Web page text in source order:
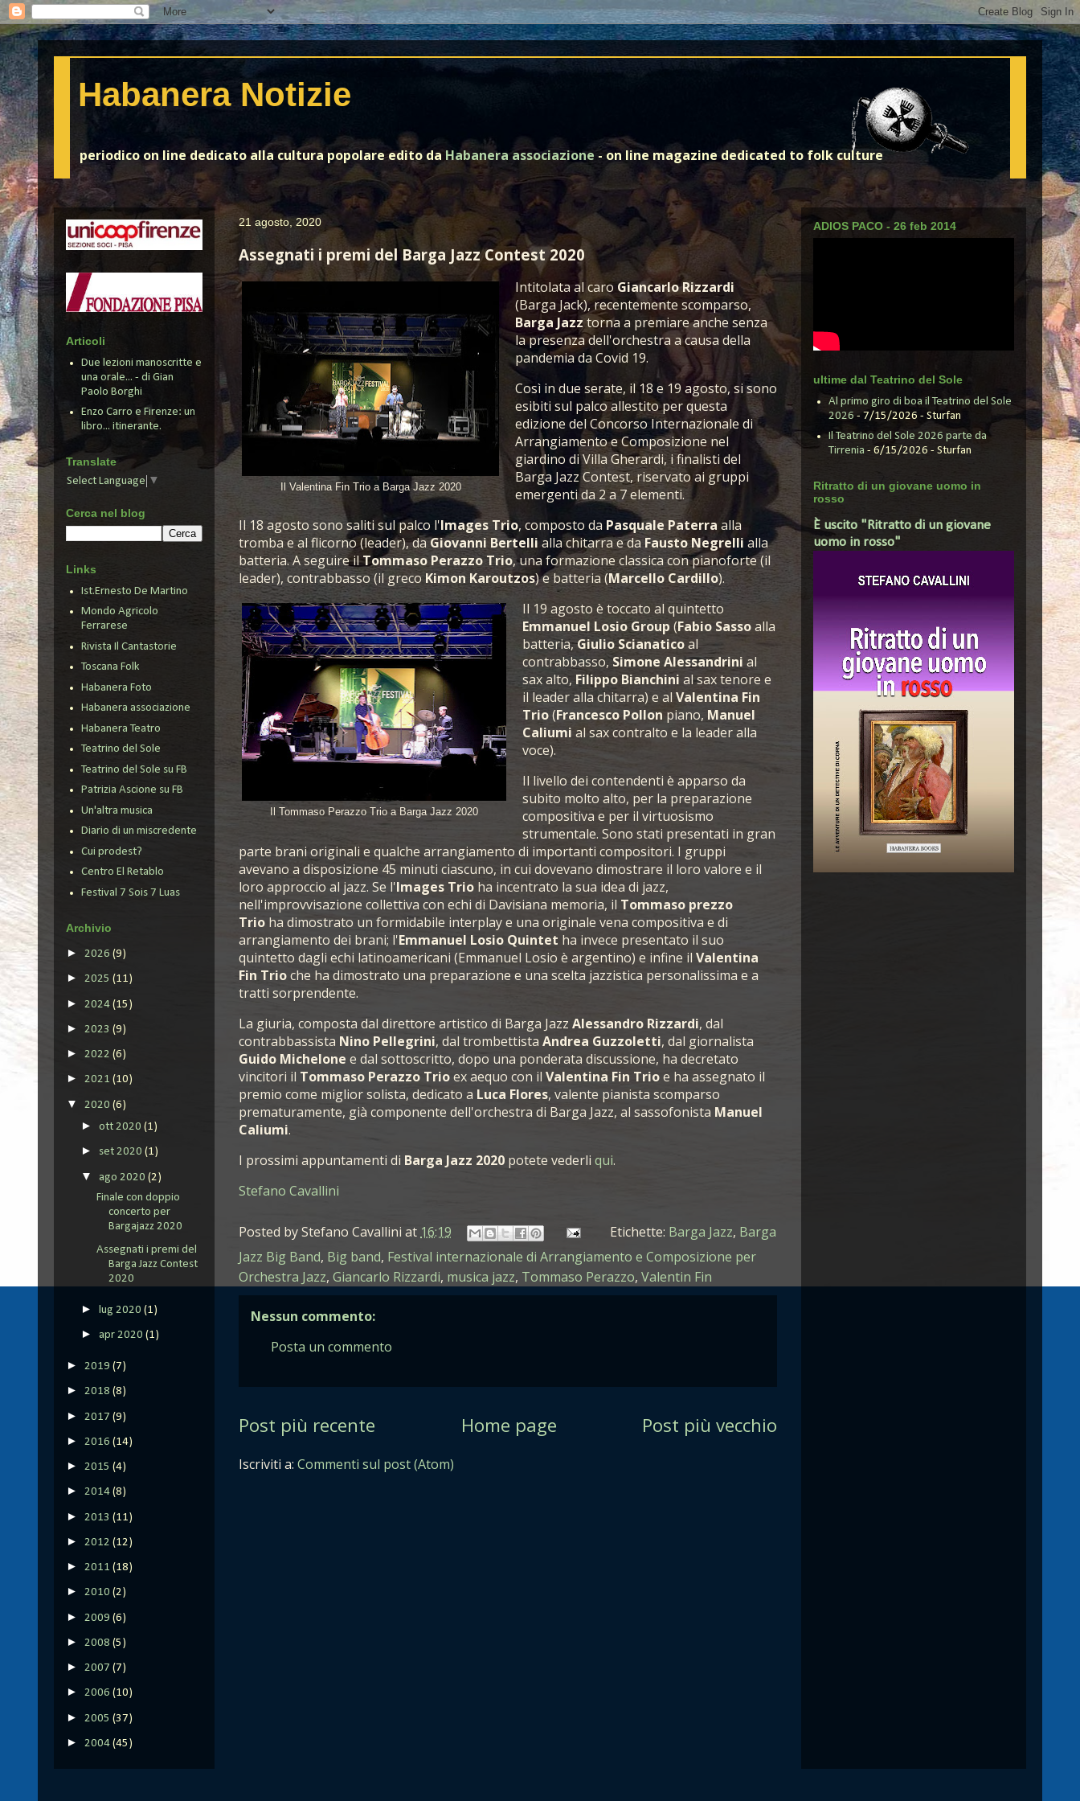
Habanera Notizie
periodico on line dedicato alla cultura popolare edito da Habanera associazione- on line magazine dedicated to folk culture
21 agosto, 2020
Assegnati i premi del Barga Jazz Contest 2020
Il Valentina Fin Trio a Barga Jazz 2020
Intitolata al caroGiancarlo Rizzardi
(Barga Jack), recentemente scomparso,
Barga Jazztorna a premiare anche senza
la presenza dell'orchestra a causa della
pandemia da Covid 19.
Così in due serate, il 18 e 19 agosto, si sono
esibiti sul palco allestito per questa
edizione del Concorso Internazionale di
Arrangiamento e Composizione nel
giardino di Villa Gherardi, i finalisti del
Barga Jazz Contest, riservato ai gruppi
emergenti da 2 a 7 elementi.
Il 18 agosto sono saliti sul palco l'Images Trio, composto da Pasquale Paterra alla
tromba e al flicorno (leader), daGiovanni Bertellialla chitarra e daFausto Negrelli alla
batteria. A seguire ilTommaso Perazzo Trio, una formazione classica con pianoforte (il
leader), contrabbasso (il greco Kimon Karoutzos) e batteria (Marcello Cardillo).
Il Tommaso Perazzo Trio a Barga Jazz 2020
Il 19 agosto è toccato al quintetto
Emmanuel Losio Group (Fabio Sassoalla
batteria,Giulio Scianaticoal
contrabbasso,Simone Alessandrini al
sax alto, Filippo Bianchini al sax tenore e
il leader alla chitarra) e al Valentina Fin
Trio(Francesco Pollon piano, Manuel
Caliumi al sax contralto e la leader alla
voce).
Il livello dei contendenti è apparso da
subito molto alto, per la preparazione
compositiva e per il virtuosismo
strumentale. Sono stati presentati in gran
parte brani originali e qualche arrangiamento di importanti compositori. I gruppi
avevano a disposizione 45 minuti ciascuno, in cui dovevano dimostrare il loro valore e il
loro approccio al jazz. Se l'Images Trio ha incentrato la sua idea di jazz,
nell'improvvisazione collettiva con echi di Davisiana memoria, il Tommaso prezzo
Trio ha dimostrato un formidabile interplay e una originale vena compositiva e di
arrangiamento dei brani; l'Emmanuel Losio Quintet ha invece presentato il suo
quintetto dagli echi latinoamericani (Emmanuel Losio è argentino) e infine il Valentina
Fin Trioche ha dimostrato una preparazione e una scelta jazzistica personalissima e a
tratti sorprendente.
La giuria, composta dal direttore artistico di Barga Jazz Alessandro Rizzardi, dal
contrabbassista Nino Pellegrini, dal trombettista Andrea Guzzoletti, dal giornalista
Guido Michelone e dal sottoscritto, dopo una ponderata discussione, ha decretato
vincitori il Tommaso Perazzo Trioex aequo con il Valentina Fin Trioe ha assegnato il
premio come miglior solista, dedicato a Luca Flores, valente pianista scomparso
prematuramente, già componente dell'orchestra di Barga Jazz, al sassofonista Manuel
Caliumi.
I prossimi appuntamenti di Barga Jazz 2020 potete vederli qui.
Stefano Cavallini
Posted byStefano Cavallini at 16:19 Etichette: Barga Jazz, Barga
Jazz Big Band, Big band, Festival internazionale di Arrangiamento e Composizione per
Orchestra Jazz, Giancarlo Rizzardi, musica jazz, Tommaso Perazzo, Valentin Fin
Nessun commento:
Posta un commento
Post più recente Post più vecchio
Home page
Iscriviti a: Commenti sul post (Atom)
Articoli
Due lezioni manoscritte e
una orale... - di Gian
Paolo Borghi
Enzo Carro e Firenze: un
libro... itinerante.
Translate
Select Language ▼
Cerca nel blog
Links
Ist.Ernesto De Martino
Mondo Agricolo
Ferrarese
Rivista Il Cantastorie
Toscana Folk
Habanera Foto
Habanera associazione
Habanera Teatro
Teatrino del Sole
Teatrino del Sole su FB
Patrizia Ascione su FB
Un'altra musica
Diario di un miscredente
Cui prodest?
Centro El Retablo
Festival 7 Sois 7 Luas
Archivio
► 2026 (9)
► 2025 (11)
► 2024 (15)
► 2023 (9)
► 2022 (6)
► 2021 (10)
▼ 2020 (6)
► ott 2020 (1)
► set 2020 (1)
▼ ago 2020 (2)
Finale con doppio
concerto per
Bargajazz 2020
Assegnati i premi del
Barga Jazz Contest
2020
► lug 2020 (1)
► apr 2020 (1)
► 2019 (7)
► 2018 (8)
► 2017 (9)
► 2016 (14)
► 2015 (4)
► 2014 (8)
► 2013 (11)
► 2012 (12)
► 2011 (18)
► 2010 (2)
► 2009 (6)
► 2008 (5)
► 2007 (7)
► 2006 (10)
► 2005 (37)
► 2004 (45)
ADIOS PACO - 26 feb 2014
ultime dal Teatrino del Sole
Al primo giro di boa il Teatrino del Sole
2026- 7/15/2026 - Sturfan
Il Teatrino del Sole 2026 parte da
Tirrenia - 6/15/2026 - Sturfan
Ritratto di un giovane uomo in
rosso
È uscito "Ritratto di un giovane
uomo in rosso"